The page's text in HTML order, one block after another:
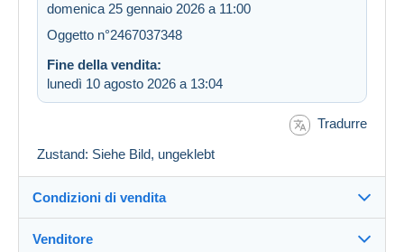
domenica 25 gennaio 2026 a 11:00
Oggetto n°2467037348
Fine della vendita:
lunedì 10 agosto 2026 a 13:04
Tradurre
Zustand: Siehe Bild, ungeklebt
Condizioni di vendita
Venditore